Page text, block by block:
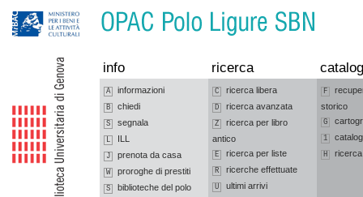
info ricerca
A informazioni
B chiedi
S segnala
L ILL
J prenota da casa
W proroghe di prestiti
S biblioteche del polo
C ricerca libera
D ricerca avanzata
Z
ricerca per libro
antico
E ricerca per liste
R ricerche effettuate
U ultimi arrivi
F
storico
G
1
H ricerca